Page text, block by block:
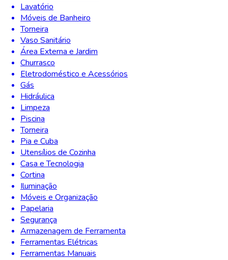
Lavatório
Móveis de Banheiro
Torneira
Vaso Sanitário
Área Externa e Jardim
Churrasco
Eletrodoméstico e Acessórios
Gás
Hidráulica
Limpeza
Piscina
Torneira
Pia e Cuba
Utensílios de Cozinha
Casa e Tecnologia
Cortina
Iluminação
Móveis e Organização
Papelaria
Segurança
Armazenagem de Ferramenta
Ferramentas Elétricas
Ferramentas Manuais